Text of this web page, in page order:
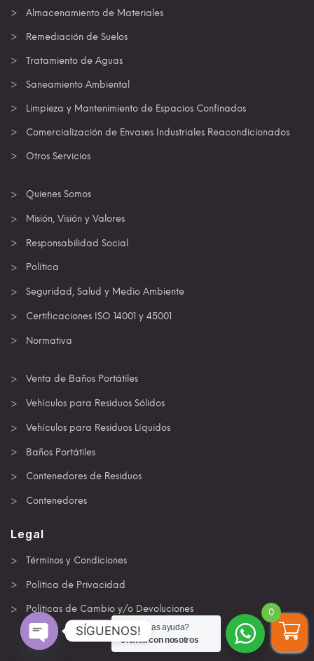
Almacenamiento de Materiales
Remediación de Suelos
Tratamiento de Aguas
Saneamiento Ambiental
Limpieza y Mantenimiento de Espacios Confinados
Comercialización de Envases Industriales Reacondicionados
Otros Servicios
Quienes Somos
Misión, Visión y Valores
Responsabilidad Social
Política
Seguridad, Salud y Medio Ambiente
Certificaciones ISO 14001 y 45001
Normativa
Venta de Baños Portátiles
Vehículos para Residuos Sólidos
Vehículos para Residuos Líquidos
Baños Portátiles
Contenedores de Residuos
Contenedores
Legal
Términos y Condiciones
Política de Privacidad
Políticas de Cambio y/o Devoluciones
¿Necesitas ayuda?
Chatea con nosotros
0
SÍGUENOS!